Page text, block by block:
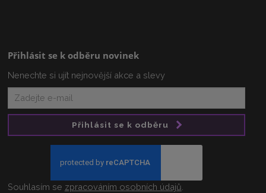
Přihlásit se k odběru novinek
Nenechte si ujít nejnovější akce a slevy
Přihlásit se k odběru
Souhlasím se zpracováním osobních údajů